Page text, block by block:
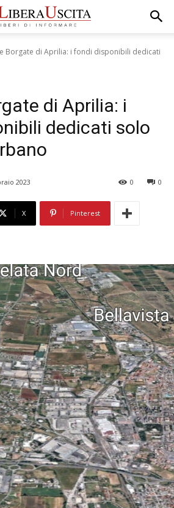
Borgate di Aprilia: i fondi disponibili dedicati
di Aprilia: i
dedicati solo
2023 0
0
X Pinterest